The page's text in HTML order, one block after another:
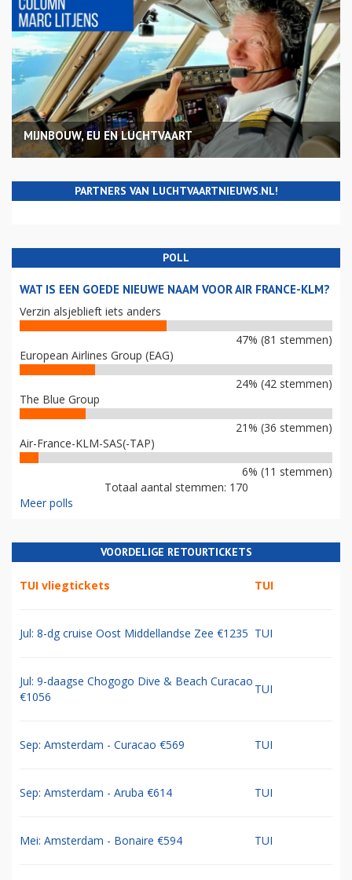
MIJNBOUW, EU EN LUCHTVAART
PARTNERS VAN LUCHTVAARTNIEUWS.NL!
POLL
WAT IS EEN GOEDE NIEUWE NAAM VOOR AIR FRANCE-KLM?
Verzin alsjeblieft iets anders
47% (81 stemmen)
European Airlines Group (EAG)
24% (42 stemmen)
The Blue Group
21% (36 stemmen)
Air-France-KLM-SAS(-TAP)
6% (11 stemmen)
Totaal aantal stemmen: 170
Meer polls
VOORDELIGE RETOURTICKETS
TUI vliegtickets TUI
Jul: 8-dg cruise Oost Middellandse Zee €1235 TUI
Jul: 9-daagse Chogogo Dive & Beach Curacao
€1056
TUI
Sep: Amsterdam - Curacao €569 TUI
Sep: Amsterdam - Aruba €614 TUI
Mei: Amsterdam - Bonaire €594 TUI